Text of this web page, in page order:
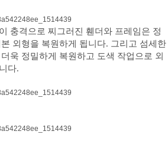
충격으로 찌그러진 휀더와 프레임은 정
외형을 복원하게 됩니다. 그리고 섬세한
욱 정밀하게 복원하고 도색 작업으로 외
다.